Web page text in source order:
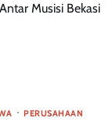
Musisi Bekasi
PERUSAHAAN